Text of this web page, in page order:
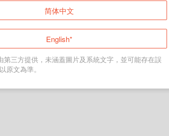
返回首頁
简体中文
English*
第三方提供，未涵蓋圖片及系統文字，並可能存在誤
原文為準。